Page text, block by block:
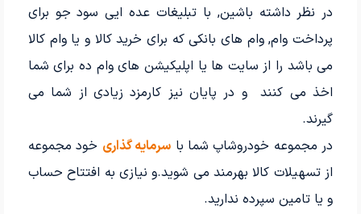
در نظر داشته باشین, با تبلیغات عده ایی سود جو برای
پرداخت وام, وام های بانکی که برای خرید کالا و یا وام کالا
می باشد را از سایت ها یا اپلیکیشن های وام ده برای شما
اخذ می کنند و در پایان نیز کارمزد زیادی از شما می
گیرند.
در مجموعه خودروشاپ شما با سرمایه گذاری خود مجموعه
از تسهیلات کالا بهرمند می شوید.و نیازی به افتتاح حساب
و یا تامین سپرده ندارید.